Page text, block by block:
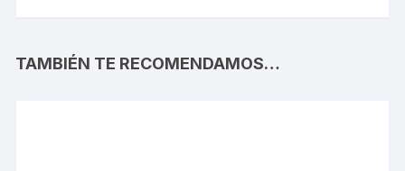
TAMBIÉN TE RECOMENDAMOS…